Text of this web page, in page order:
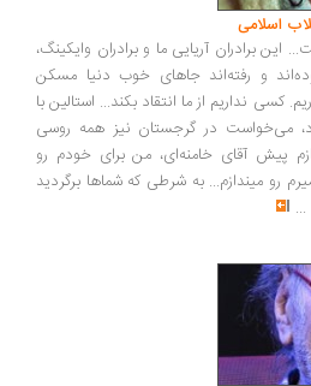
آریایی ما و برادران وایکینگ،
رفته‌اند جاهای خوب دنیا مسکن
از ما انتقاد بکند... استالین با
در گرجستان نیز همه روسی
آقای خامنه‌ای، من برای خودم رو
به شرطی که شماها برگردید